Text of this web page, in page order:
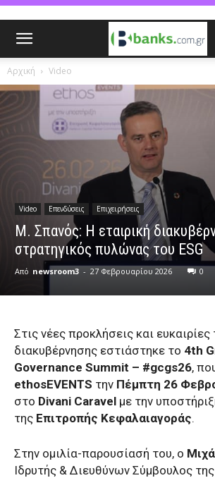
Αρχική Video
Video Επενδύσεις Επιχειρήσεις
Μ. Σπανός: Η εταιρική
στρατηγικός πυλώνας του ESG
Από newsroom3 - 27 Φεβρουαρίου 2026 0
Στις νέες προκλήσεις και ευκαιρίες
διακυβέρνησης εστιάστηκε το 4th
Governance Summit – #gcgs26,
ethosEVENTS την Πέμπτη 26
στο Divani Caravel με την
της Επιτροπής Κεφαλαιαγοράς.
Στην ομιλία-παρουσίασή του, ο
Ιδρυτής & Διευθύνων Σύμβουλος της